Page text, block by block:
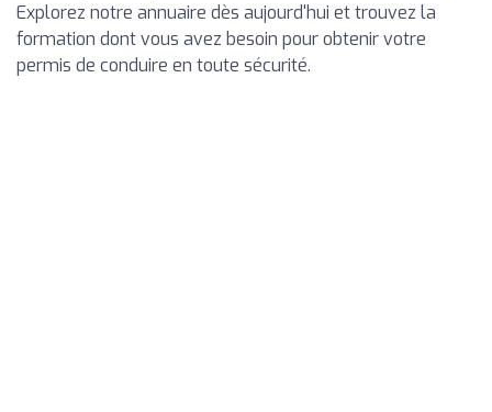
Explorez notre annuaire dès aujourd'hui et trouvez la
formation dont vous avez besoin pour obtenir votre
permis de conduire en toute sécurité.